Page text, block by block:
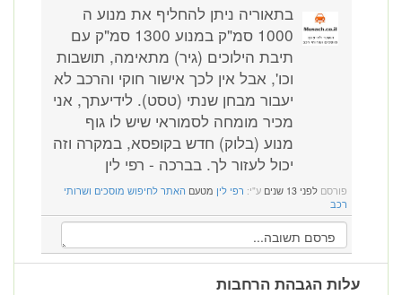
בתאוריה ניתן להחליף את מנוע ה
1000 סמ"ק במנוע 1300 סמ"ק עם
תיבת הילוכים (גיר) מתאימה, תושבות
וכו', אבל אין לכך אישור חוקי והרכב לא
יעבור מבחן שנתי (טסט). לידיעתך, אני
מכיר מומחה לסמוראי שיש לו גוף
מנוע (בלוק) חדש בקופסא, במקרה וזה
יכול לעזור לך. בברכה - רפי לין
פורסם לפני 13 שנים ע"י: רפי לין מטעם האתר לחיפוש מוסכים ושרותי
רכב
עלות הגבהת הרחבות